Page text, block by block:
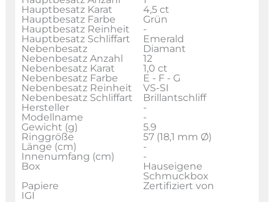
Hauptbesatz Karat
4,5 ct
Hauptbesatz Farbe
Grün
Hauptbesatz Reinheit
-
Hauptbesatz Schliffart
Emerald
Nebenbesatz
Diamant
Nebenbesatz Anzahl
12
Nebenbesatz Karat
1,0 ct
Nebenbesatz Farbe
E - F - G
Nebenbesatz Reinheit
VS-SI
Nebenbesatz Schliffart
Brillantschliff
Hersteller
-
Modellname
-
Gewicht (g)
5.9
Ringgröße
57 (18,1 mm Ø)
Länge (cm)
-
Innenumfang (cm)
-
Box
Hauseigene
Schmuckbox
Papiere
Zertifiziert von
IGI